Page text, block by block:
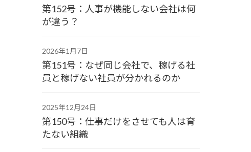
第152号：人事が機能しない会社は何
が違う？
2026年1月7日
第151号：なぜ同じ会社で、稼げる社
員と稼げない社員が分かれるのか
2025年12月24日
第150号：仕事だけをさせても人は育
たない組織